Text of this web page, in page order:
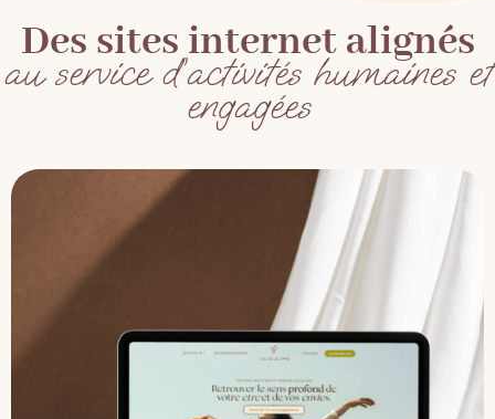
Des sites internet alignés
au service d’activités humaines et
engagées